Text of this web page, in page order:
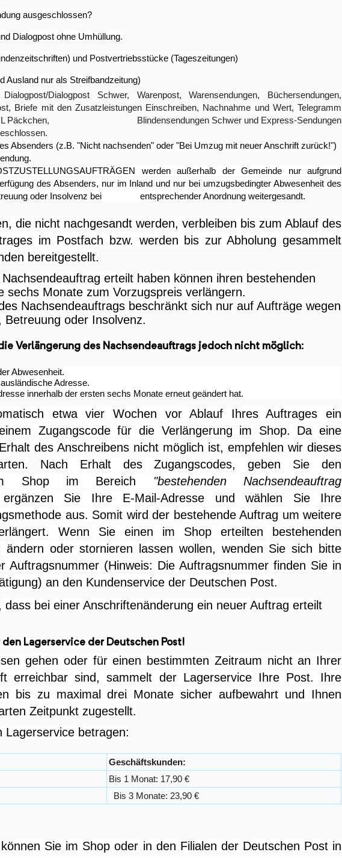
ausgeschlossen?
Dialogpost ohne Umhüllung.
und Postvertriebsstücke (Tageszeitungen)
Ausland nur als Streifbandzeitung)
Dialogpost Schwer, Warenpost, Warensendungen, Büchersendungen,
Briefe mit den Zusatzleistungen Einschreiben, Nachnahme und Wert, Telegramm
DHL Päckchen, Blindensendungen Schwer und Express-Sendungen
Absenders (z.B. "Nicht nachsenden" oder "Bei Umzug mit neuer Anschrift zurück!")
werden außerhalb der Gemeinde nur aufgrund
des Absenders, nur im Inland und nur bei umzugsbedingter Abwesenheit des
oder Insolvenz bei entsprechender Anordnung weitergesandt.
die nicht nachgesandt werden, verbleiben bis zum Ablauf des
im Postfach bzw. werden bis zur Abholung gesammelt
bereitgestellt.
erteilt haben können ihren bestehenden
sechs Monate zum Vorzugspreis verlängern.
Nachsendeauftrags beschränkt sich nur auf Aufträge wegen
Betreuung oder Insolvenz.
Verlängerung des Nachsendeauftrags jedoch nicht möglich:
Abwesenheit.
Adresse.
innerhalb der ersten sechs Monate erneut geändert hat.
etwa vier Wochen vor Ablauf Ihres Auftrages ein
Zugangscode für die Verlängerung im Shop. Da eine
des Anschreibens nicht möglich ist, empfehlen wir dieses
Nach Erhalt des Zugangscodes, geben Sie den
im Shop im Bereich "bestehenden Nachsendeauftrag
Sie Ihre E-Mail-Adresse und wählen Sie Ihre
aus. Somit wird der bestehende Auftrag um weitere
Wenn Sie einen im Shop erteilten bestehenden
ändern oder stornieren lassen wollen, wenden Sie sich bitte
Auftragsnummer (Hinweis: Die Auftragsnummer finden Sie in
an den Kundenservice der Deutschen Post.
dass bei einer Anschriftenänderung ein neuer Auftrag erteilt
Lagerservice der Deutschen Post!
gehen oder für einen bestimmten Zeitraum nicht an Ihrer
erreichbar sind, sammelt der Lagerservice Ihre Post. Ihre
bis zu maximal drei Monate sicher aufbewahrt und Ihnen
Zeitpunkt zugestellt.
Lagerservice betragen:
Geschäftskunden:
Bis 1 Monat: 17,90 €
Bis 3 Monate: 23,90 €
Sie im Shop oder in den Filialen der Deutschen Post in